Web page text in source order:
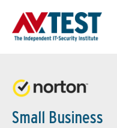
Small Business